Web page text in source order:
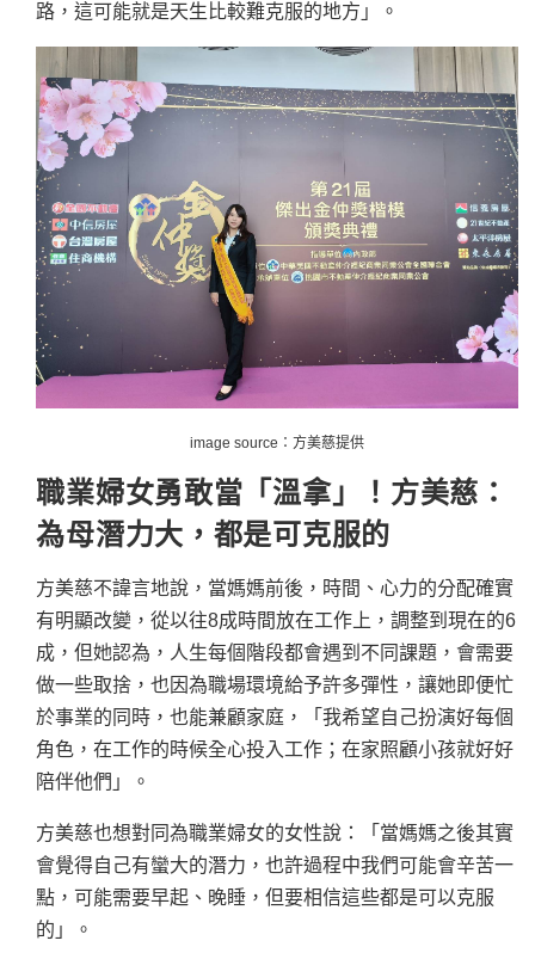
路，這可能就是天生比較難克服的地方」。
image source： 方美慈提供
職業婦女勇敢當「溫拿」！方美慈：
為母潛力大，都是可克服的
方美慈不諱言地說，當媽媽前後，時間、心力的分配確實
有明顯改變，從以往8成時間放在工作上，調整到現在的6
成，但她認為，人生每個階段都會遇到不同課題，會需要
做一些取捨，也因為職場環境給予許多彈性，讓她即便忙
於事業的同時，也能兼顧家庭，「我希望自己扮演好每個
角色，在工作的時候全心投入工作；在家照顧小孩就好好
陪伴他們」。
方美慈也想對同為職業婦女的女性說：「當媽媽之後其實
會覺得自己有蠻大的潛力，也許過程中我們可能會辛苦一
點，可能需要早起、晚睡，但要相信這些都是可以克服
的」。